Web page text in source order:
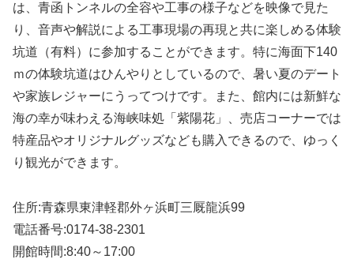
は、青函トンネルの全容や工事の様子などを映像で見た
り、音声や解説による工事現場の再現と共に楽しめる体験
坑道（有料）に参加することができます。特に海面下140
ｍの体験坑道はひんやりとしているので、暑い夏のデート
や家族レジャーにうってつけです。また、館内には新鮮な
海の幸が味わえる海峡味処「紫陽花」、売店コーナーでは
特産品やオリジナルグッズなども購入できるので、ゆっく
り観光ができます。
住所:青森県東津軽郡外ヶ浜町三厩龍浜99
電話番号:0174-38-2301
開館時間:8:40～17:00